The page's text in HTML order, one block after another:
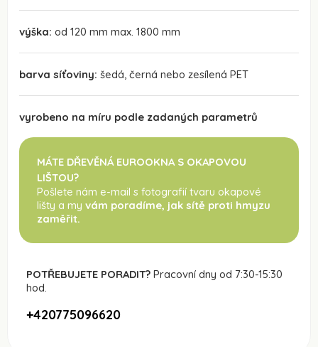
výška: od 120 mm max. 1800 mm
barva síťoviny: šedá, černá nebo zesílená PET
vyrobeno na míru podle zadaných parametrů
MÁTE DŘEVĚNÁ EUROOKNA S OKAPOVOU
LIŠTOU?
Pošlete nám e-mail s fotografií tvaru okapové
lišty a my vám poradíme, jak sítě proti hmyzu
zaměřit.
POTŘEBUJETE PORADIT? Pracovní dny od 7:30-15:30
hod.
+420775096620